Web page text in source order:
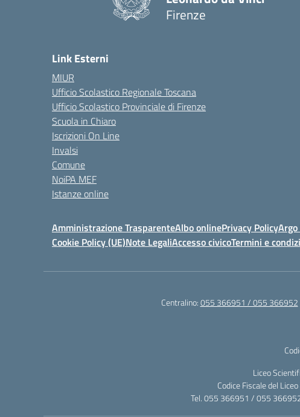
Firenze
Link Esterni
MIUR
Ufficio Scolastico Regionale Toscana
Ufficio Scolastico Provinciale di Firenze
Scuola in Chiaro
Iscrizioni On Line
Invalsi
Comune
NoiPA MEF
Istanze online
Amministrazione TrasparenteAlbo onlinePrivacy Policy
Cookie Policy (UE)Note LegaliAccesso civicoTermini e
Centralino:055 366951 / 055 366952
Liceo
Codice Fiscale del
Tel. 055 366951 / 055